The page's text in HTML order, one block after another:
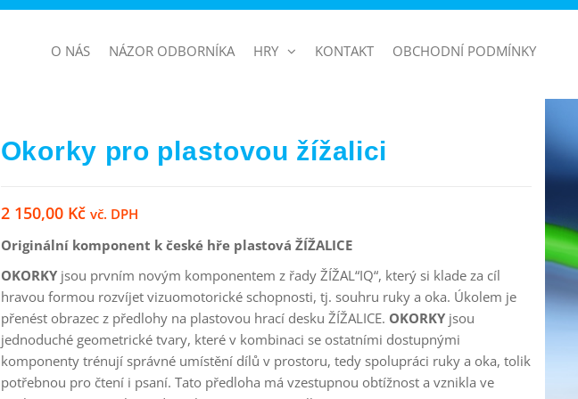
O NÁS NÁZOR ODBORNÍKA HRY KONTAKT OBCHODNÍ PODMÍNKY
Okorky pro plastovou žížalici
2 150,00 Kč vč. DPH
Originální komponent k české hře plastová ŽÍŽALICE
OKORKYjsou prvním novým komponentem z řady ŽÍŽAL“IQ“, který si klade za cíl
hravou formou rozvíjet vizuomotorické schopnosti, tj. souhru ruky a oka. Úkolem je
přenést obrazec z předlohy na plastovou hrací desku ŽÍŽALICE. OKORKYjsou
jednoduché geometrické tvary, které v kombinaci se ostatními dostupnými
komponenty trénují správné umístění dílů v prostoru, tedy spolupráci ruky a oka, tolik
potřebnou pro čtení i psaní. Tato předloha má vzestupnou obtížnost a vznikla ve